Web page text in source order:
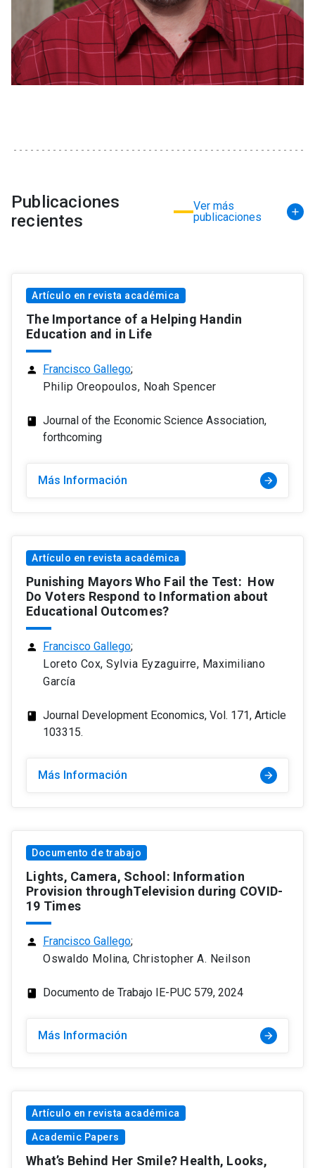
Publicaciones
recientes
Ver más
publicaciones
Artículo en revista académica
The Importance of a Helping Handin
Education and in Life
person Francisco Gallego;
Philip Oreopoulos, Noah Spencer
class
Journal of the Economic Science Association,
forthcoming
Más Información arrow_forward
Artículo en revista académica
Punishing Mayors Who Fail the Test: How
Do Voters Respond to Information about
Educational Outcomes?
person Francisco Gallego;
Loreto Cox, Sylvia Eyzaguirre, Maximiliano
García
class
Journal Development Economics, Vol. 171, Article
103315.
Más Información arrow_forward
Documento de trabajo
Lights, Camera, School: Information
Provision throughTelevision during COVID-
19 Times
person Francisco Gallego;
Oswaldo Molina, Christopher A. Neilson
class Documento de Trabajo IE-PUC 579, 2024
Más Información arrow_forward
Artículo en revista académica
Academic Papers
What’s Behind Her Smile? Health, Looks,